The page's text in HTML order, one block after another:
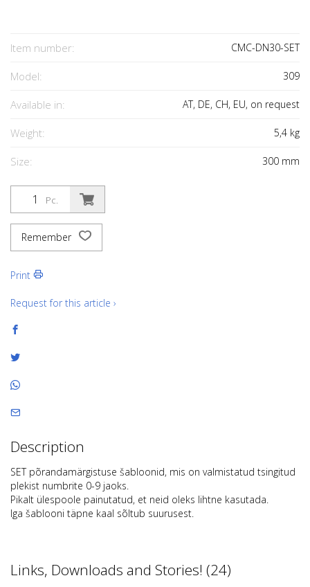
Item number: CMC-DN30-SET
Model: 309
Available in: AT, DE, CH, EU, on request
Weight: 5,4 kg
Size: 300 mm
Pc.
Remember
Print
Request for this article ›
Description
SET põrandamärgistuse šabloonid, mis on valmistatud tsingitud
plekist numbrite 0-9 jaoks.
Pikalt ülespoole painutatud, et neid oleks lihtne kasutada.
Iga šablooni täpne kaal sõltub suurusest.
Links, Downloads and Stories! (24)